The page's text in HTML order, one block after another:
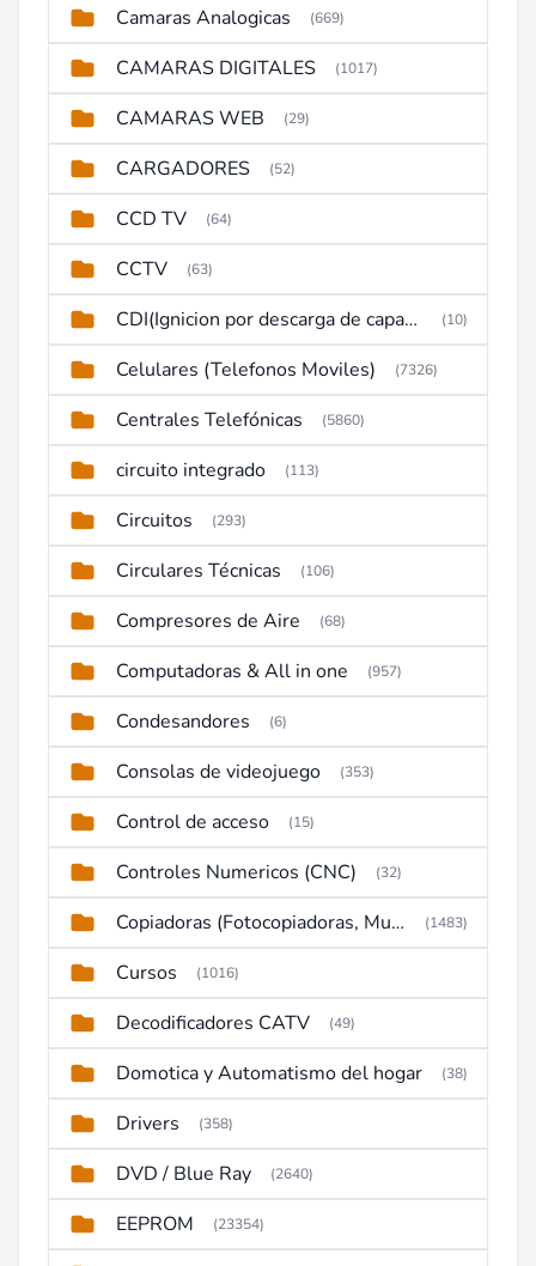
Camaras Analogicas (669)
CAMARAS DIGITALES (1017)
CAMARAS WEB (29)
CARGADORES (52)
CCD TV (64)
CCTV (63)
CDI(Ignicion por descarga de capacitor) (10)
Celulares (Telefonos Moviles) (7326)
Centrales Telefónicas (5860)
circuito integrado (113)
Circuitos (293)
Circulares Técnicas (106)
Compresores de Aire (68)
Computadoras & All in one (957)
Condesandores (6)
Consolas de videojuego (353)
Control de acceso (15)
Controles Numericos (CNC) (32)
Copiadoras (Fotocopiadoras, Multifunctions, Ploter, etc) (1483)
Cursos (1016)
Decodificadores CATV (49)
Domotica y Automatismo del hogar (38)
Drivers (358)
DVD / Blue Ray (2640)
EEPROM (23354)